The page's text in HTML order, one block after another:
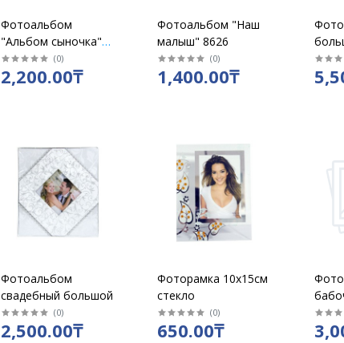
Фотоальбом
"Альбом сыночка"
от 0 до 7 лет
/2797989
(0)
2,200.00₸
Фотоальбом "Наш
малыш" 8626
(0)
1,400.00₸
Фотоальбом
свадебный большой
(0)
2,500.00₸
Фоторамка 10х15см
стекло
(0)
650.00₸
/0030